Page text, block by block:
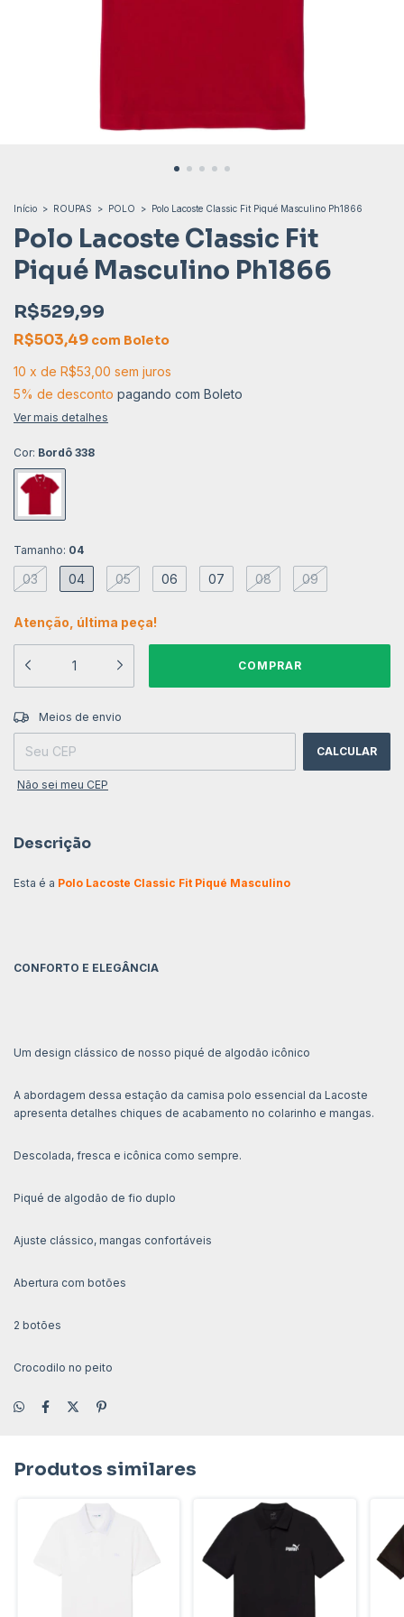
Início > ROUPAS > POLO > Polo Lacoste Classic Fit Piqué Masculino Ph1866
Polo Lacoste Classic Fit
Piqué Masculino Ph1866
R$529,99
R$503,49 com Boleto
10 x de R$53,00 sem juros
5% de desconto pagando com Boleto
Ver mais detalhes
Cor: Bordô 338
Tamanho: 04
03 04 05 06 07 08 09
Atenção, última peça!
Entregas para o CEP:
Meios de envio
CALCULAR
Não sei meu CEP
Descrição
Esta é a Polo Lacoste Classic Fit Piqué Masculino
CONFORTO E ELEGÂNCIA
Um design clássico de nosso piqué de algodão icônico
A abordagem dessa estação da camisa polo essencial da Lacoste
apresenta detalhes chiques de acabamento no colarinho e mangas.
Descolada, fresca e icônica como sempre.
Piqué de algodão de fio duplo
Ajuste clássico, mangas confortáveis
Abertura com botões
2 botões
Crocodilo no peito
Produtos similares